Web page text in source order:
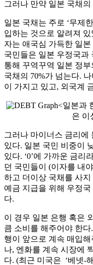
그러나 만약 일본 국채
일본 국채는 주로 ‘무제
입하는 것으로 알려져
자는 애국심 가득한 일
국민들은 일본 우정국과
통해 꾸역꾸역 일본 정
국채의 70%가 넘는다.
이 가지고 있고, 외국계
<일본과
은 이
그러나 마이너스 금리에
있다. 일본 국민 비중이
있다. ‘0’에 가까운 금리
던 국민들이 (이자를 내
하고 더이상 국채를 사
예금 지급을 위해 우정
다.
이 경우 일본 은행 혹은
큼 소비를 해주어야 한
행이 앞으로 계속 매입
나, 엔화를 계속 시장에
다. (최근 미국은 ‘베넷-